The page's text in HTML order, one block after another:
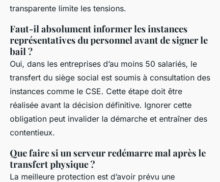
transparente limite les tensions.
Faut-il absolument informer les instances
représentatives du personnel avant de signer le
bail ?
Oui, dans les entreprises d’au moins 50 salariés, le
transfert du siège social est soumis à consultation des
instances comme le CSE. Cette étape doit être
réalisée avant la décision définitive. Ignorer cette
obligation peut invalider la démarche et entraîner des
contentieux.
Que faire si un serveur redémarre mal après le
transfert physique ?
La meilleure protection est d’avoir prévu une